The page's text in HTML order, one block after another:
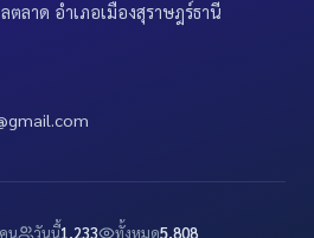
ลาด อำเภอเมืองสุราษฎร์ธานี
คน วันนี้1,233 ทั้งหมด5,808